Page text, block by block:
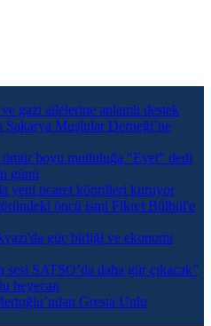
gazi ailelerine anlamlı destek
Muşlular Derneği’ne
boyu mutluluğa "Evet" dedi
günü
yeni ticaret köprüleri kuruyor
öncü ismi Fikret Bülbül'e
güç birliği ve ekonomi
SATSO’da daha gür çıkacak”
heyecan
Gresta Unlu